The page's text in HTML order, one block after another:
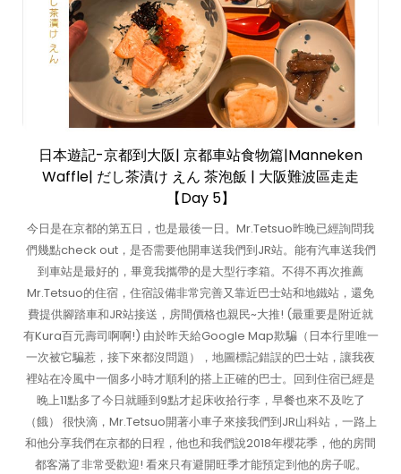
日本遊記-京都到大阪| 京都車站食物篇|Manneken
Waffle| だし茶漬け えん 茶泡飯 | 大阪難波區走走
【Day 5】
今日是在京都的第五日，也是最後一日。Mr.Tetsuo昨晚已經詢問我
們幾點check out，是否需要他開車送我們到JR站。能有汽車送我們
到車站是最好的，畢竟我攜帶的是大型行李箱。不得不再次推薦
Mr.Tetsuo的住宿，住宿設備非常完善又靠近巴士站和地鐵站，還免
費提供腳踏車和JR站接送，房間價格也親民~大推! (最重要是附近就
有Kura百元壽司啊啊!) 由於昨天給Google Map欺騙（日本行里唯一
一次被它騙惹，接下來都沒問題），地圖標記錯誤的巴士站，讓我夜
裡站在冷風中一個多小時才順利的搭上正確的巴士。回到住宿已經是
晚上11點多了今日就睡到9點才起床收拾行李，早餐也來不及吃了
（餓） 很快滴，Mr.Tetsuo開著小車子來接我們到JR山科站，一路上
和他分享我們在京都的日程，他也和我們說2018年櫻花季，他的房間
都客滿了非常受歡迎! 看來只有避開旺季才能預定到他的房子呢。